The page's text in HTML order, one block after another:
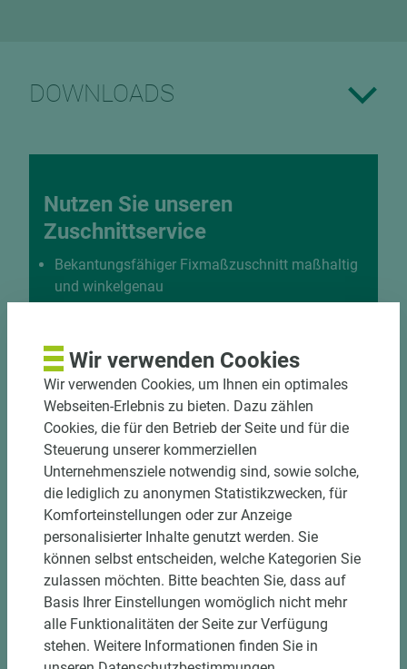
DOWNLOADS
Nutzen Sie unseren
Zuschnittservice
Bekantungsfähiger Fixmaßzuschnitt maßhaltig
und winkelgenau
Hohe und präzise Leistung durch
Einzelteiletikettierung auf Wunsch möglich
Materialschonende und kundengerechte
Verpackung der Fixmaße
Jetzt Zuschnitt anfragen
Wir verwenden Cookies
Wir verwenden Cookies, um Ihnen ein optimales
Webseiten-Erlebnis zu bieten. Dazu zählen
Cookies, die für den Betrieb der Seite und für die
Steuerung unserer kommerziellen
Unternehmensziele notwendig sind, sowie solche,
die lediglich zu anonymen Statistikzwecken, für
Komforteinstellungen oder zur Anzeige
personalisierter Inhalte genutzt werden. Sie
können selbst entscheiden, welche Kategorien Sie
zulassen möchten. Bitte beachten Sie, dass auf
Basis Ihrer Einstellungen womöglich nicht mehr
alle Funktionalitäten der Seite zur Verfügung
stehen. Weitere Informationen finden Sie in